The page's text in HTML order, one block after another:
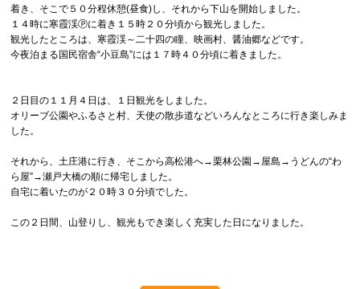
着き、そこで５０分程休憩(昼食)し、それから下山を開始しました。
１４時に寒霞渓Ⓟに着き１５時２０分頃から観光しました。
観光したところは、寒霞渓～二十四の瞳、映画村、醤油郷などです。
今夜泊まる国民宿舎“小豆島”には１７時４０分頃に着きました。
２日目の１１月４日は、１日観光をしました。
オリーブ公園やふるさと村、天使の散歩道などいろんなところに行き楽しみま
した。
それから、土庄港に行き、そこから高松港へ→栗林公園→屋島→うどんの“わ
ら屋”→瀬戸大橋の順に帰宅しました。
自宅に着いたのが２０時３０分頃でした。
この２日間、山登りし、観光もでき楽しく充実した日になりました。